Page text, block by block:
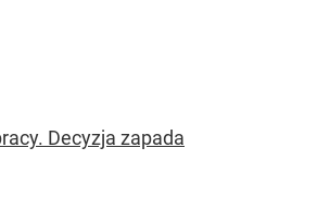
Decyzja zapada